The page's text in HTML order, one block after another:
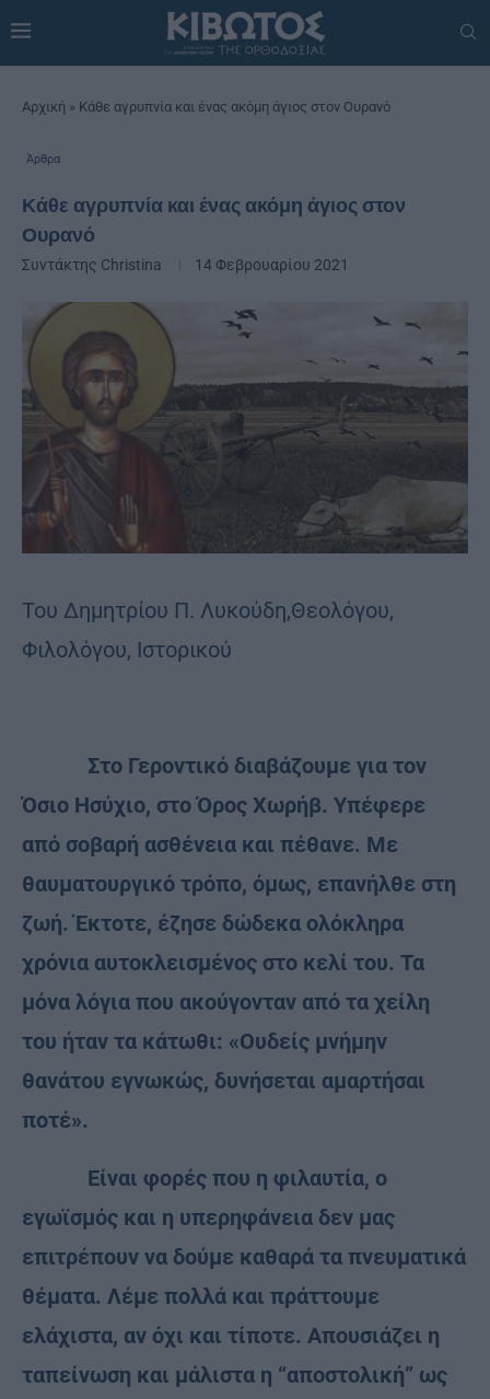
Αρχική » Κάθε αγρυπνία και ένας ακόμη άγιος στον Ουρανό
Άρθρα
Κάθε αγρυπνία και ένας ακόμη άγιος στον
Ουρανό
Συντάκτης Christina 14 Φεβρουαρίου 2021
Του Δημητρίου Π. Λυκούδη,Θεολόγου,
Φιλολόγου, Ιστορικού
Στο Γεροντικό διαβάζουμε για τον
Όσιο Ησύχιο, στο Όρος Χωρήβ. Υπέφερε
από σοβαρή ασθένεια και πέθανε. Με
θαυματουργικό τρόπο, όμως, επανήλθε στη
ζωή. Έκτοτε, έζησε δώδεκα ολόκληρα
χρόνια αυτοκλεισμένος στο κελί του. Τα
μόνα λόγια που ακούγονταν από τα χείλη
του ήταν τα κάτωθι: «Ουδείς μνήμην
θανάτου εγνωκώς, δυνήσεται αμαρτήσαι
ποτέ».
Είναι φορές που η φιλαυτία, ο
εγωϊσμός και η υπερηφάνεια δεν μας
επιτρέπουν να δούμε καθαρά τα πνευματικά
θέματα. Λέμε πολλά και πράττουμε
ελάχιστα, αν όχι και τίποτε. Απουσιάζει η
ταπείνωση και μάλιστα η “αποστολική” ως